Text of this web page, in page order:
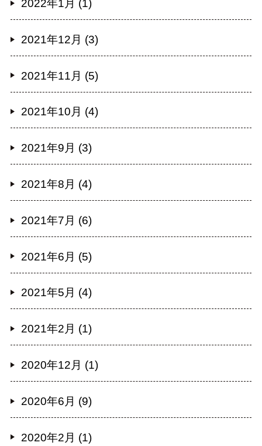
2022年1月 (1)
2021年12月 (3)
2021年11月 (5)
2021年10月 (4)
2021年9月 (3)
2021年8月 (4)
2021年7月 (6)
2021年6月 (5)
2021年5月 (4)
2021年2月 (1)
2020年12月 (1)
2020年6月 (9)
2020年2月 (1)